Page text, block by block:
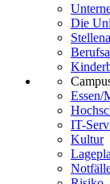
Die
Essen/
IT-
Kultur